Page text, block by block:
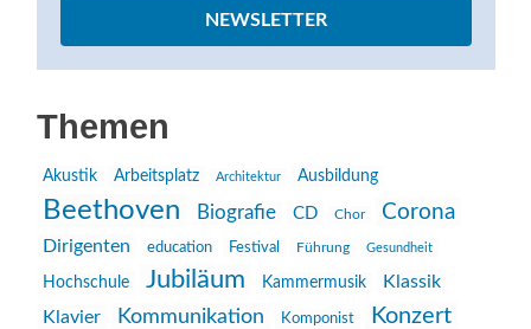
NEWSLETTER
Themen
Akustik Arbeitsplatz Architektur Ausbildung
Beethoven Biografie CD Chor Corona
Dirigenten education Festival Führung Gesundheit
Hochschule Jubiläum Kammermusik
Klassik
Klavier
Kommunikation Komponist Konzert